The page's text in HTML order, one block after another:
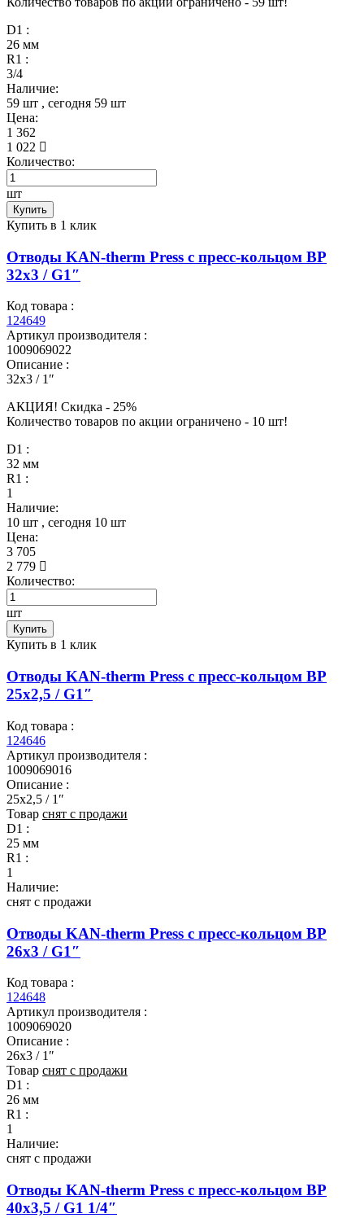
D1 :
26 мм
R1 :
3/4
Наличие:
59 шт , сегодня 59 шт
Цена:
1 362
1 022
Количество:
шт
Купить
Купить в 1 клик
Отводы KAN-therm Press с пресс-кольцом ВР
32x3 / G1″
Код товара :
124649
Артикул производителя :
1009069022
Описание :
32x3 / 1″
АКЦИЯ! Скидкa - 25%
Количество товаров по акции ограничено - 10 шт!
D1 :
32 мм
R1 :
1
Наличие:
10 шт , сегодня 10 шт
Цена:
3 705
2 779
Количество:
шт
Купить
Купить в 1 клик
Отводы KAN-therm Press с пресс-кольцом ВР
25x2,5 / G1″
Код товара :
124646
Артикул производителя :
1009069016
Описание :
25x2,5 / 1″
Товар снят с продажи
D1 :
25 мм
R1 :
1
Наличие:
снят с продажи
Отводы KAN-therm Press с пресс-кольцом ВР
26x3 / G1″
Код товара :
124648
Артикул производителя :
1009069020
Описание :
26x3 / 1″
Товар снят с продажи
D1 :
26 мм
R1 :
1
Наличие:
снят с продажи
Отводы KAN-therm Press с пресс-кольцом ВР
40x3,5 / G1 1/4″